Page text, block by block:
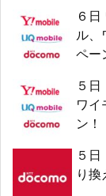
６
ル、
ペー
５日
ワイ
ン！
５
り換